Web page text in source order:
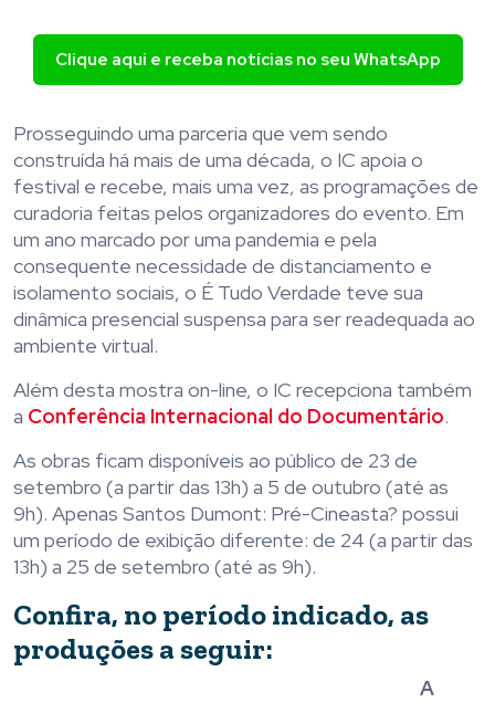
Clique aqui e receba notícias no seu WhatsApp
Prosseguindo uma parceria que vem sendo
construída há mais de uma década, o IC apoia o
festival e recebe, mais uma vez, as programações de
curadoria feitas pelos organizadores do evento. Em
um ano marcado por uma pandemia e pela
consequente necessidade de distanciamento e
isolamento sociais, o É Tudo Verdade teve sua
dinâmica presencial suspensa para ser readequada ao
ambiente virtual.
Além desta mostra on-line, o IC recepciona também
a Conferência Internacional do Documentário.
As obras ficam disponíveis ao público de 23 de
setembro (a partir das 13h) a 5 de outubro (até as
9h). Apenas Santos Dumont: Pré-Cineasta? possui
um período de exibição diferente: de 24 (a partir das
13h) a 25 de setembro (até as 9h).
Confira, no período indicado, as
produções a seguir:
A